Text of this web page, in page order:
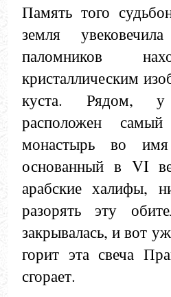
Память того
земля
паломников
кристаллическим
куста. Рядом,
расположен
монастырь во
основанный в VI
арабские халифы,
разорять эту
закрывалась, и вот
горит эта свеча
сгорает.